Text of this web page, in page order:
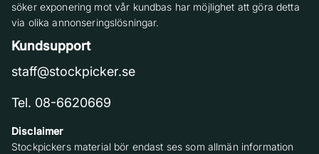
söker exponering mot vår kundbas har möjlighet att göra detta
via olika annonseringslösningar.
Kundsupport
staff@stockpicker.se
Tel. 08-6620669
Disclaimer
Stockpickers material bör endast ses som allmän information